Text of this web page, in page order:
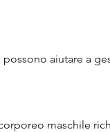
maschile